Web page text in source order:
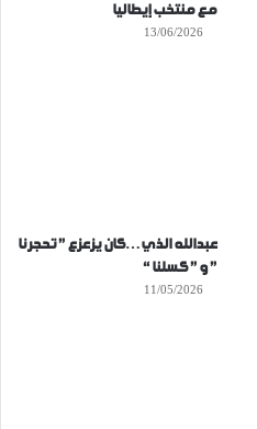
مع منتخب إيطاليا
13/06/2026
عبدالله الذي…كان يزعزع ” تحجرنا
” و ” كسلنا “
11/05/2026